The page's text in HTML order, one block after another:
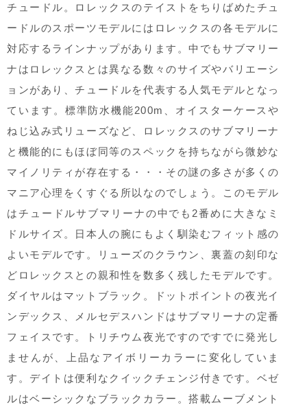
チュードル。ロレックスのテイストをちりばめたチュ
ードルのスポーツモデルにはロレックスの各モデルに
対応するラインナップがあります。中でもサブマリー
ナはロレックスとは異なる数々のサイズやバリエーシ
ョンがあり、チュードルを代表する人気モデルとなっ
ています。標準防水機能200m、オイスターケースや
ねじ込み式リューズなど、ロレックスのサブマリーナ
と機能的にもほぼ同等のスペックを持ちながら微妙な
マイノリティが存在する・・・その謎の多さが多くの
マニア心理をくすぐる所以なのでしょう。このモデル
はチュードルサブマリーナの中でも2番めに大きなミ
ドルサイズ。日本人の腕にもよく馴染むフィット感の
よいモデルです。リューズのクラウン、裏蓋の刻印な
どロレックスとの親和性を数多く残したモデルです。
ダイヤルはマットブラック。ドットポイントの夜光イ
ンデックス、メルセデスハンドはサブマリーナの定番
フェイスです。トリチウム夜光ですのですでに発光し
ませんが、上品なアイボリーカラーに変化していま
す。デイトは便利なクイックチェンジ付きです。ベゼ
ルはベーシックなブラックカラー。搭載ムーブメント